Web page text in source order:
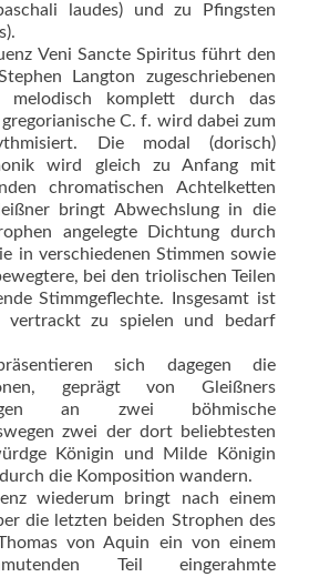
laudes) und zu Pfingsten
Veni Sancte Spiritus führt den
Langton zu­geschriebenen
melodisch komplett durch das
C. f. wird dabei zum
Die modal (dorisch)
wird gleich zu Anfang mit
chromatischen Achtelketten
bringt Abwechslung in die
angelegte Dichtung durch
in verschiedenen Stimmen sowie
bei den triolischen Teilen
Stimmgeflechte. Insgesamt ist
vertrackt zu spielen und bedarf
sich dagegen die
geprägt von Gleißners
an zwei böhmische
zwei der dort beliebtesten
Königin und Milde Königin
die Komposition wandern.
wiederum bringt nach einem
die letzten beiden Strophen des
von Aquin ein von einem
Teil eingerahmte